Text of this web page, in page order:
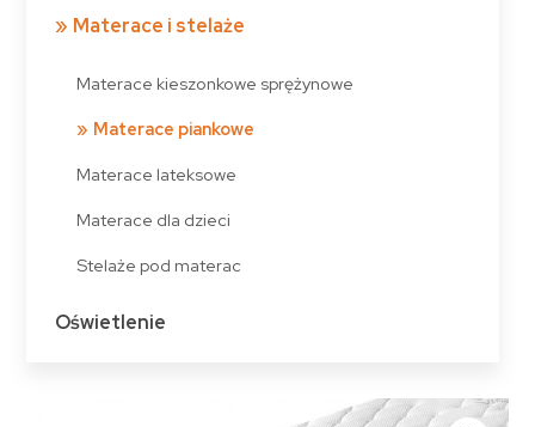
Materace i stelaże
Materace kieszonkowe sprężynowe
Materace piankowe
Materace lateksowe
Materace dla dzieci
Stelaże pod materac
Oświetlenie